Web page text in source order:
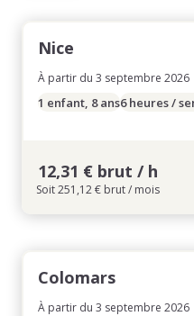
Nice
À partir du 3 septembre 2026
1 enfant, 8 ans6 heures /
12,31 € brut / h
Soit 251,12 € brut / mois
Colomars
À partir du 3 septembre 2026